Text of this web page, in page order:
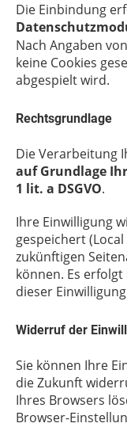
Die Einbindung
Nach Angaben
keine Cookies
abgespielt wird.
Rechtsgrundlage
Die Verarbeitung
auf Grundlage
1 lit. a DSGVO.
Ihre Einwilligung
gespeichert
zukünftigen
können. Es
dieser
Widerruf der
Sie können Ihre
die Zukunft
Ihres Browsers
Browser-